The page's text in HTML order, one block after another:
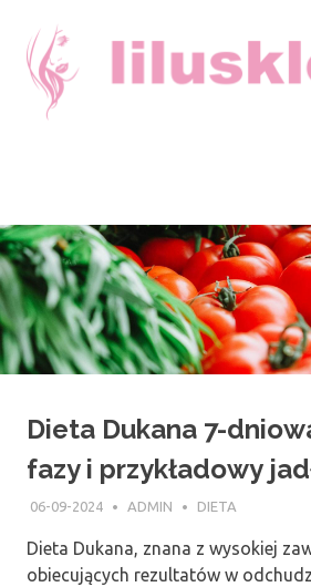
content
Dieta Dukana 7-
fazy i przykładowy
06-09-2024 ADMIN DIETA
Dieta Dukana, znana z wysokiej
obiecujących rezultatów w